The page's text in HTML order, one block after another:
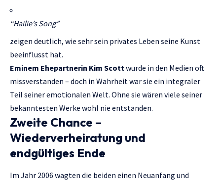
“Hailie’s Song”
zeigen deutlich, wie sehr sein privates Leben seine Kunst
beeinflusst hat.
Eminem Ehepartnerin Kim Scottwurde in den Medien oft
missverstanden – doch in Wahrheit war sie ein integraler
Teil seiner emotionalen Welt. Ohne sie wären viele seiner
bekanntesten Werke wohl nie entstanden.
Zweite Chance –
Wiederverheiratung und
endgültiges Ende
Im Jahr 2006 wagten die beiden einen Neuanfang und